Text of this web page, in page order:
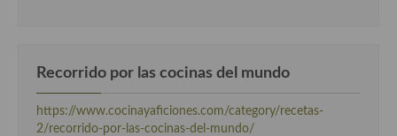
Recorrido por las cocinas del mundo
https://www.cocinayaficiones.com/category/recetas-
2/recorrido-por-las-cocinas-del-mundo/